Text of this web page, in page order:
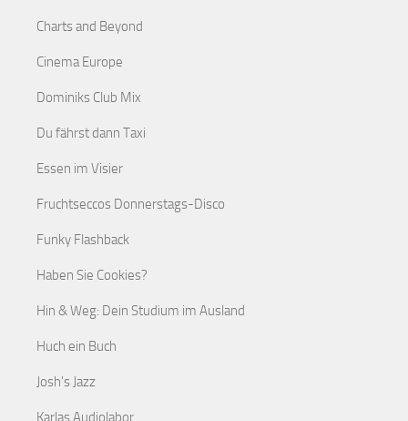
Charts and Beyond
Cinema Europe
Dominiks Club Mix
Du fährst dann Taxi
Essen im Visier
Fruchtseccos Donnerstags-Disco
Funky Flashback
Haben Sie Cookies?
Hin & Weg: Dein Studium im Ausland
Huch ein Buch
Josh's Jazz
Karlas Audiolabor